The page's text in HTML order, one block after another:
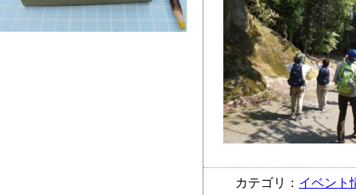
カテゴリ： イベント